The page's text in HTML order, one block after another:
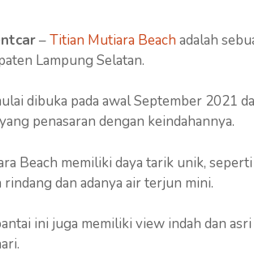
–Titian Mutiara Beach adalah
Lampung Selatan.
dibuka pada awal September 2021
penasaran dengan keindahannya.
Beach memiliki daya tarik unik,
dan adanya air terjun mini.
ini juga memiliki view indah dan